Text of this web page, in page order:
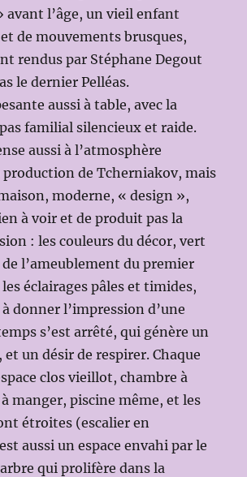
avant l’âge, un vieil enfant
de mouvements brusques,
rendus par Stéphane Degout
le dernier Pelléas.
aussi à table, avec la
familial silencieux et raide.
aussi à l’atmosphère
de Tcherniakov, mais
moderne, « design »,
à voir et de produit pas la
: les couleurs du décor, vert
de l’ameublement du premier
éclairages pâles et timides,
donner l’impression d’une
s’est arrêté, qui génère un
et un désir de respirer. Chaque
clos vieillot, chambre à
manger, piscine même, et les
étroites (escalier en
aussi un espace envahi par le
qui prolifère dans la